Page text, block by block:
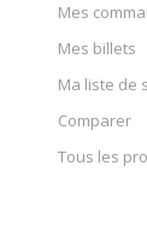
Mes
Mes billets
Ma liste de
Comparer
Tous les